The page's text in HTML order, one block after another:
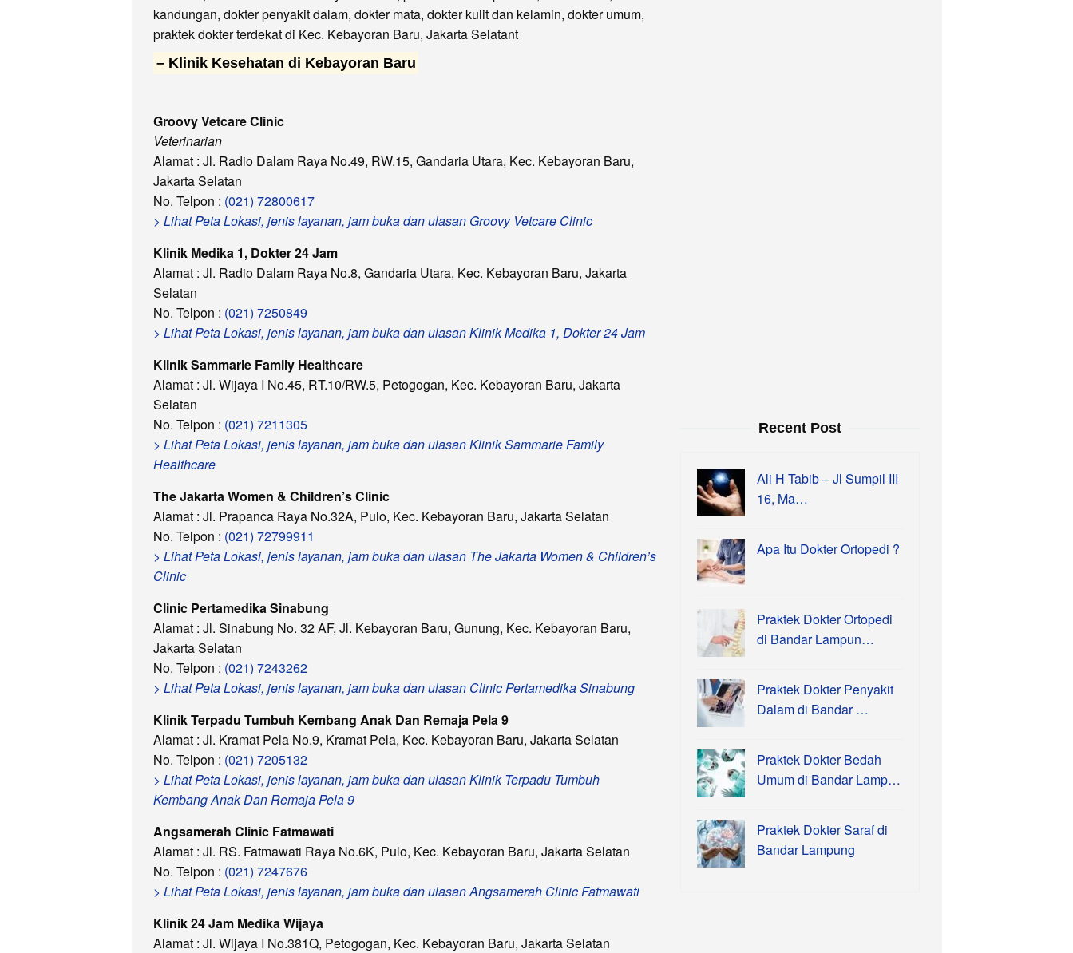
kandungan, dokter penyakit dalam, dokter mata, dokter kulit dan kelamin, dokter umum,
praktek dokter terdekat di Kec. Kebayoran Baru, Jakarta Selatant
– Klinik Kesehatan di Kebayoran Baru
Groovy Vetcare Clinic
Veterinarian
Alamat : Jl. Radio Dalam Raya No.49, RW.15, Gandaria Utara, Kec. Kebayoran Baru,
Jakarta Selatan
No. Telpon : (021) 72800617
> Lihat Peta Lokasi, jenis layanan, jam buka dan ulasan Groovy Vetcare Clinic
Klinik Medika 1, Dokter 24 Jam
Alamat : Jl. Radio Dalam Raya No.8, Gandaria Utara, Kec. Kebayoran Baru, Jakarta
Selatan
No. Telpon : (021) 7250849
> Lihat Peta Lokasi, jenis layanan, jam buka dan ulasan Klinik Medika 1, Dokter 24 Jam
Klinik Sammarie Family Healthcare
Alamat : Jl. Wijaya I No.45, RT.10/RW.5, Petogogan, Kec. Kebayoran Baru, Jakarta
Selatan
No. Telpon : (021) 7211305
> Lihat Peta Lokasi, jenis layanan, jam buka dan ulasan Klinik Sammarie Family
Healthcare
The Jakarta Women & Children’s Clinic
Alamat : Jl. Prapanca Raya No.32A, Pulo, Kec. Kebayoran Baru, Jakarta Selatan
No. Telpon : (021) 72799911
> Lihat Peta Lokasi, jenis layanan, jam buka dan ulasan The Jakarta Women & Children’s
Clinic
Clinic Pertamedika Sinabung
Alamat : Jl. Sinabung No. 32 AF, Jl. Kebayoran Baru, Gunung, Kec. Kebayoran Baru,
Jakarta Selatan
No. Telpon : (021) 7243262
> Lihat Peta Lokasi, jenis layanan, jam buka dan ulasan Clinic Pertamedika Sinabung
Klinik Terpadu Tumbuh Kembang Anak Dan Remaja Pela 9
Alamat : Jl. Kramat Pela No.9, Kramat Pela, Kec. Kebayoran Baru, Jakarta Selatan
No. Telpon : (021) 7205132
> Lihat Peta Lokasi, jenis layanan, jam buka dan ulasan Klinik Terpadu Tumbuh
Kembang Anak Dan Remaja Pela 9
Angsamerah Clinic Fatmawati
Alamat : Jl. RS. Fatmawati Raya No.6K, Pulo, Kec. Kebayoran Baru, Jakarta Selatan
No. Telpon : (021) 7247676
> Lihat Peta Lokasi, jenis layanan, jam buka dan ulasan Angsamerah Clinic Fatmawati
Klinik 24 Jam Medika Wijaya
Alamat : Jl. Wijaya I No.381Q, Petogogan, Kec. Kebayoran Baru, Jakarta Selatan
Recent Post
Ali H Tabib – Jl Sumpil III
16, Ma…
Apa Itu Dokter Ortopedi ?
Praktek Dokter Ortopedi
di Bandar Lampun…
Praktek Dokter Penyakit
Dalam di Bandar …
Praktek Dokter Bedah
Umum di Bandar Lamp…
Praktek Dokter Saraf di
Bandar Lampung